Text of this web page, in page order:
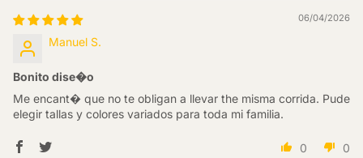
06/04/2026
Manuel S.
Bonito dise�o
Me encant� que no te obligan a llevar the misma corrida. Pude
elegir tallas y colores variados para toda mi familia.
0 0